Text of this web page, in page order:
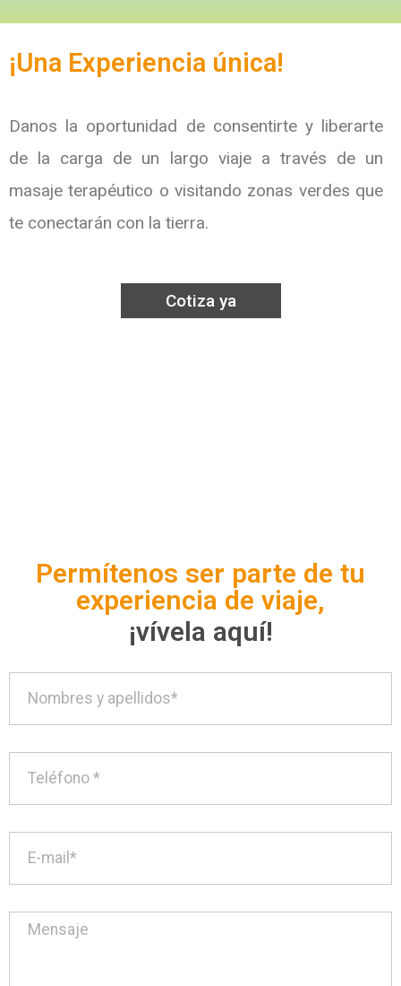
¡Una Experiencia única!
Danos la oportunidad de consentirte y liberarte
de la carga de un largo viaje a través de un
masaje terapéutico o visitando zonas verdes que
te conectarán con la tierra.
Cotiza ya
Permítenos ser parte de tu
experiencia de viaje,
¡vívela aquí!